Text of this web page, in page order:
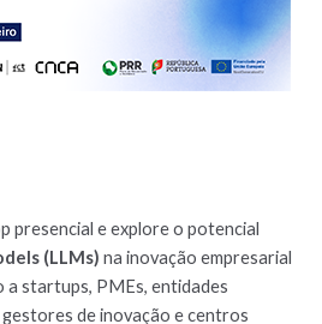
presencial e explore o potencial
(LLMs) na inovação empresarial
startups, PMEs, entidades
de inovação e centros